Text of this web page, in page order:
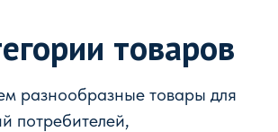
товаров
разнообразные товары для
потребителей,